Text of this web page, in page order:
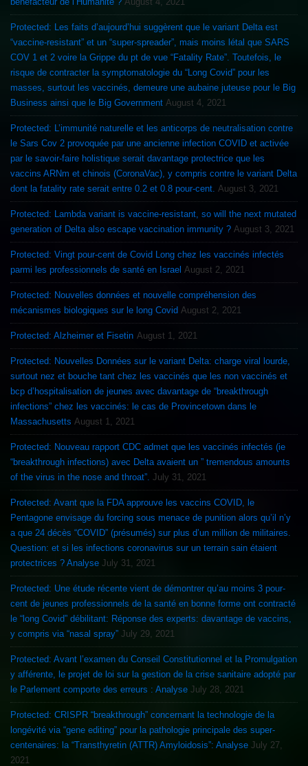
Protected: Les faits d’aujourd’hui suggèrent que le variant Delta est
“vaccine-resistant” et un “super-spreader”, mais moins létal que SARS
COV 1 et 2 voire la Grippe du pt de vue “Fatality Rate”. Toutefois, le
risque de contracter la symptomatologie du “Long Covid” pour les
masses, surtout les vaccinés, demeure une aubaine juteuse pour le Big
Business ainsi que le Big Government August 4, 2021
Protected: L’immunité naturelle et les anticorps de neutralisation contre
le Sars Cov 2 provoquée par une ancienne infection COVID et activée
par le savoir-faire holistique serait davantage protectrice que les
vaccins ARNm et chinois (CoronaVac), y compris contre le variant Delta
dont la fatality rate serait entre 0.2 et 0.8 pour-cent. August 3, 2021
Protected: Lambda variant is vaccine-resistant, so will the next mutated
generation of Delta also escape vaccination immunity ? August 3, 2021
Protected: Vingt pour-cent de Covid Long chez les vaccinés infectés
parmi les professionnels de santé en Israel August 2, 2021
Protected: Nouvelles données et nouvelle compréhension des
mécanismes biologiques sur le long Covid August 2, 2021
Protected: Alzheimer et Fisetin August 1, 2021
Protected: Nouvelles Données sur le variant Delta: charge viral lourde,
surtout nez et bouche tant chez les vaccinés que les non vaccinés et
bcp d’hospitalisation de jeunes avec davantage de “breakthrough
infections” chez les vaccinés: le cas de Provincetown dans le
Massachusetts August 1, 2021
Protected: Nouveau rapport CDC admet que les vaccinés infectés (ie
“breakthrough infections) avec Delta avaient un ” tremendous amounts
of the virus in the nose and throat”. July 31, 2021
Protected: Avant que la FDA approuve les vaccins COVID, le
Pentagone envisage du forcing sous menace de punition alors qu’il n’y
a que 24 décès “COVID” (présumés) sur plus d’un million de militaires.
Question: et si les infections coronavirus sur un terrain sain étaient
protectrices ? Analyse July 31, 2021
Protected: Une étude récente vient de démontrer qu’au moins 3 pour-
cent de jeunes professionnels de la santé en bonne forme ont contracté
le “long Covid” débilitant: Réponse des experts: davantage de vaccins,
y compris via “nasal spray” July 29, 2021
Protected: Avant l’examen du Conseil Constitutionnel et la Promulgation
y afférente, le projet de loi sur la gestion de la crise sanitaire adopté par
le Parlement comporte des erreurs : Analyse July 28, 2021
Protected: CRISPR “breakthrough” concernant la technologie de la
longévité via “gene editing” pour la pathologie principale des super-
centenaires: la “Transthyretin (ATTR) Amyloidosis”: Analyse July 27,
2021